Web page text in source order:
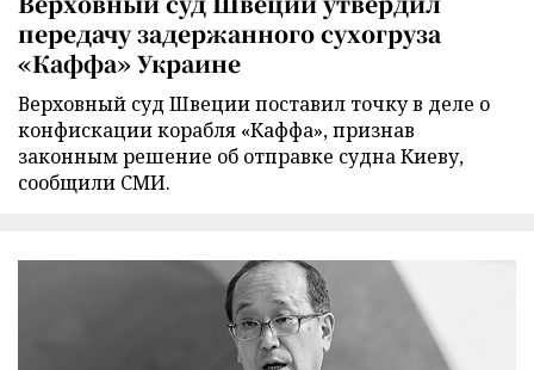
передачу задержанного сухогруза
«Каффа» Украине
Верховный суд Швеции поставил точку в деле о
конфискации корабля «Каффа», признав
законным решение об отправке судна Киеву,
сообщили СМИ.